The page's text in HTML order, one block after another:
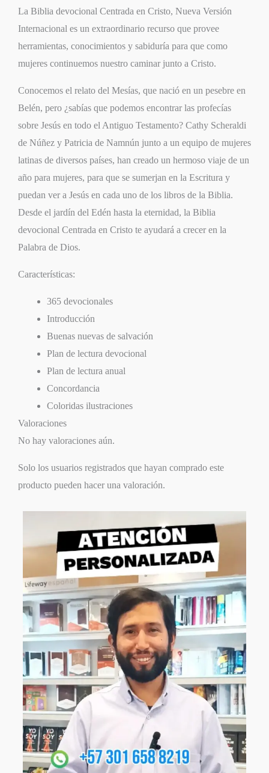
La Biblia devocional Centrada en Cristo, Nueva Versión
Internacional es un extraordinario recurso que provee
herramientas, conocimientos y sabiduría para que como
mujeres continuemos nuestro caminar junto a Cristo.
Conocemos el relato del Mesías, que nació en un pesebre en
Belén, pero ¿sabías que podemos encontrar las profecías
sobre Jesús en todo el Antiguo Testamento? Cathy Scheraldi
de Núñez y Patricia de Namnún junto a un equipo de mujeres
latinas de diversos países, han creado un hermoso viaje de un
año para mujeres, para que se sumerjan en la Escritura y
puedan ver a Jesús en cada uno de los libros de la Biblia.
Desde el jardín del Edén hasta la eternidad, la Biblia
devocional Centrada en Cristo te ayudará a crecer en la
Palabra de Dios.
Características:
365 devocionales
Introducción
Buenas nuevas de salvación
Plan de lectura devocional
Plan de lectura anual
Concordancia
Coloridas ilustraciones
Valoraciones
No hay valoraciones aún.
Solo los usuarios registrados que hayan comprado este
producto pueden hacer una valoración.